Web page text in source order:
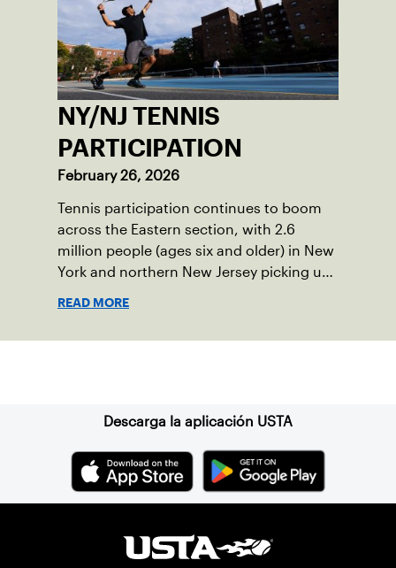
NY/NJ TENNIS
PARTICIPATION
February 26, 2026
Tennis participation continues to boom
across the Eastern section, with 2.6
million people (ages six and older) in New
York and northern New Jersey picking up
READ MORE
Descarga la aplicación USTA